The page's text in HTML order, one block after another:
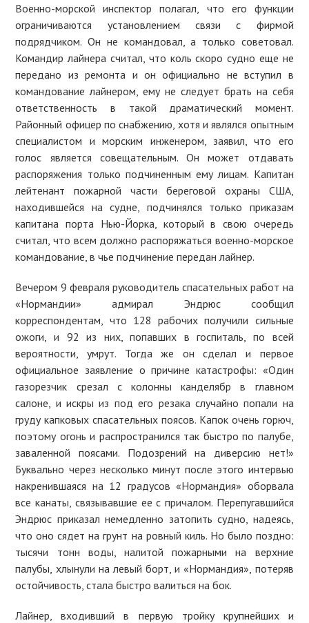
Военно-морской инспектор полагал, что его функции
ограничиваются установлением связи с фирмой
подрядчиком. Он не командовал, а только советовал.
Командир лайнера считал, что коль скоро судно еще не
передано из ремонта и он официально не вступил в
командование лайнером, ему не следует брать на себя
ответственность в такой драматический момент.
Районный офицер по снабжению, хотя и являлся опытным
специалистом и морским инженером, заявил, что его
голос является совещательным. Он может отдавать
распоряжения только подчиненным ему лицам. Капитан
лейтенант пожарной части береговой охраны США,
находившейся на судне, подчинялся только приказам
капитана порта Нью-Йорка, который в свою очередь
считал, что всем должно распоряжаться военно-морское
командование, в чье подчинение передан лайнер.
Вечером 9 февраля руководитель спасательных работ на
«Нормандии» адмирал Эндрюс сообщил
корреспондентам, что 128 рабочих получили сильные
ожоги, и 92 из них, попавших в госпиталь, по всей
вероятности, умрут. Тогда же он сделал и первое
официальное заявление о причине катастрофы: «Один
газорезчик срезал с колонны канделябр в главном
салоне, и искры из под его резака случайно попали на
груду капковых спасательных поясов. Капок очень горюч,
поэтому огонь и распространился так быстро по палубе,
заваленной поясами. Подозрений на диверсию нет!»
Буквально через несколько минут после этого интервью
накренившаяся на 12 градусов «Нормандия» оборвала
все канаты, связывавшие ее с причалом. Перепугавшийся
Эндрюс приказал немедленно затопить судно, надеясь,
что оно сядет на грунт на ровный киль. Но было поздно:
тысячи тонн воды, налитой пожарными на верхние
палубы, хлынули на левый борт, и «Нормандия», потеряв
остойчивость, стала быстро валиться на бок.
Лайнер, входивший в первую тройку крупнейших и